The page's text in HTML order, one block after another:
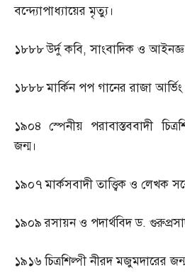
বন্দ্যোপাধ্যায়ের মৃত্যু।
১৮৮৮উর্দু কবি,সাংবাদিক ও
১৮৮৮মার্কিন পপ গানের রাজা আর্ভিং
১৯০৪ স্পেনীয় পরাবাস্তববাদী
জন্ম।
১৯০৭ মার্কসবাদী তাত্ত্বিক ও লেখক
১৯০৯ রসায়ন ও পদার্থবিদ ড.
১৯১৬ চিত্রশিল্পী নীরদ মজুমদারের